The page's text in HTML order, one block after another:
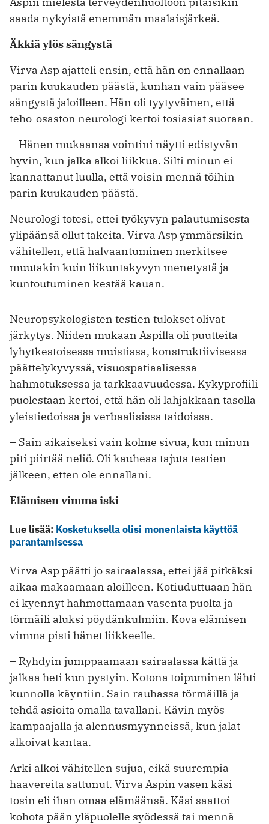
saada nykyistä enemmän maalaisjärkeä.
Äkkiä ylös sängystä
Virva Asp ajatteli ensin, että hän on ennallaan
parin kuukauden päästä, kunhan vain pääsee
sängystä jaloilleen. Hän oli tyytyväinen, että
teho-osaston neurologi kertoi tosiasiat suoraan.
– Hänen mukaansa vointini näytti edistyvän
hyvin, kun jalka alkoi liikkua. Silti minun ei
kannattanut luulla, että voisin mennä töihin
parin kuukauden päästä.
Neurologi totesi, ettei työkyvyn palautumisesta
ylipäänsä ollut takeita. Virva Asp ymmärsikin
vähitellen, että halvaantuminen merkitsee
muutakin kuin liikuntakyvyn menetystä ja
kuntoutuminen kestää kauan.
Neuropsykologisten testien tulokset olivat
järkytys. Niiden mukaan Aspilla oli puutteita
lyhytkestoisessa muistissa, konstruktiivisessa
päättelykyvyssä, visuospatiaalisessa
hahmotuksessa ja tarkkaavuudessa. Kykyprofiili
puolestaan kertoi, että hän oli lahjakkaan tasolla
yleistiedoissa ja verbaalisissa taidoissa.
– Sain aikaiseksi vain kolme sivua, kun minun
piti piirtää neliö. Oli kauheaa tajuta testien
jälkeen, etten ole ennallani.
Elämisen vimma iski
Lue lisää: Kosketuksella olisi monenlaista käyttöä
parantamisessa
Virva Asp päätti jo sairaalassa, ettei jää pitkäksi
aikaa makaamaan aloilleen. Kotiuduttuaan hän
ei kyennyt hahmottamaan vasenta puolta ja
törmäili aluksi pöydänkulmiin. Kova elämisen
vimma pisti hänet liikkeelle.
– Ryhdyin jumppaamaan sairaalassa kättä ja
jalkaa heti kun pystyin. Kotona toipuminen lähti
kunnolla käyntiin. Sain rauhassa törmäillä ja
tehdä asioita omalla tavallani. Kävin myös
kampaajalla ja alennusmyynneissä, kun jalat
alkoivat kantaa.
Arki alkoi vähitellen sujua, eikä suurempia
haavereita sattunut. Virva Aspin vasen käsi
tosin eli ihan omaa elämäänsä. Käsi saattoi
kohota pään yläpuolelle syödessä tai mennä ­